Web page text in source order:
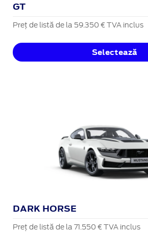
GT
Preț de listă de la 59.350 € TVA inclus
Selectează
DARK HORSE
Preț de listă de la 71.550 € TVA inclus